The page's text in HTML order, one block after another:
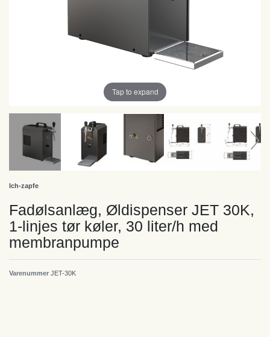
Tap to expand
Ich-zapfe
Fadølsanlæg, Øldispenser JET 30K,
1-linjes tør køler, 30 liter/h med
membranpumpe
Varenummer JET-30K